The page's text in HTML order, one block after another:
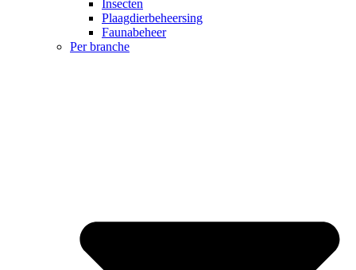
Insecten
Plaagdierbeheersing
Faunabeheer
Per branche